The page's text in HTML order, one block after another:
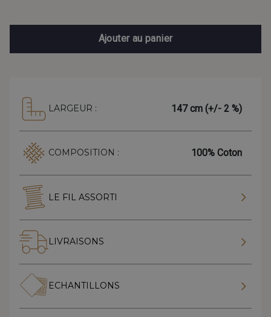
Ajouter au panier
LARGEUR : 147 cm (+/- 2 %)
COMPOSITION : 100% Coton
LE FIL ASSORTI
LIVRAISONS
ECHANTILLONS